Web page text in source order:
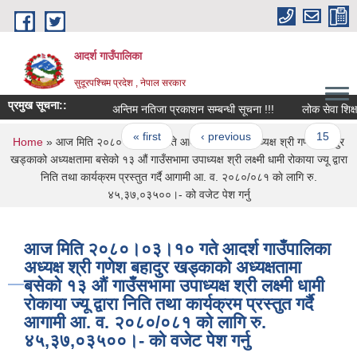
Skip to main content
आदर्श गाउँपालिका
सुदूरपश्चिम प्रदेश , नेपाल सरकार
प्रमुख सूचना:: अन्तिम नतिजा प्रकाशन सम्बन्धी सूचना !!! लोक सेवा शिक्षक
Pages
« first ‹ previous … 15
You are here
Home » आज मिति २०८०।०३।१० गते आदर्श गाउँपालिका अध्यक्ष श्री गणेश बहादुर
खड्काको अध्यक्षतामा बसेको १३ औं गाउँसभामा उपाध्यक्ष श्री लक्ष्मी धामी रोकाया ज्यू द्वारा
निति तथा कार्यक्रम प्रस्तुत गर्दै आगामी आ. व. २०८०/०८१ काे लागि रु‍.
४५,३७,०३५००।- को वजेट पेश गर्नु
आज मिति २०८०।०३।१० गते आदर्श गाउँपालिका
अध्यक्ष श्री गणेश बहादुर खड्काको अध्यक्षतामा
बसेको १३ औं गाउँसभामा उपाध्यक्ष श्री लक्ष्मी धामी
रोकाया ज्यू द्वारा निति तथा कार्यक्रम प्रस्तुत गर्दै
आगामी आ. व. २०८०/०८१ काे लागि रु‍.
४५,३७,०३५००।- को वजेट पेश गर्नु